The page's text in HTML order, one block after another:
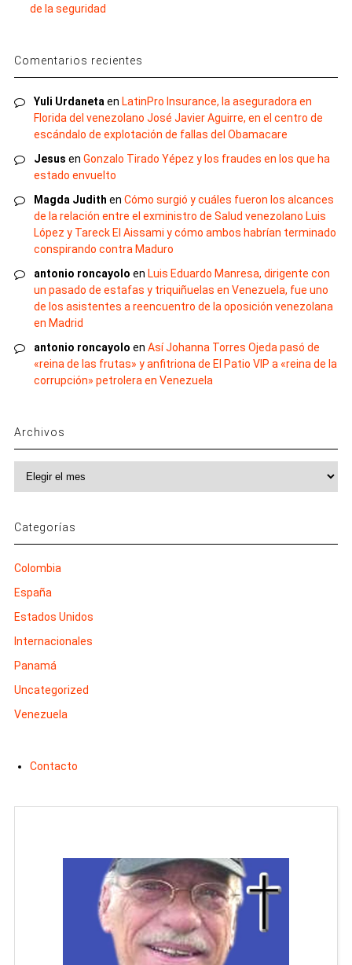
de la seguridad
Comentarios recientes
Yuli Urdanetaen LatinPro Insurance, la aseguradora en
Florida del venezolano José Javier Aguirre, en el centro de
escándalo de explotación de fallas del Obamacare
Jesus en Gonzalo Tirado Yépez y los fraudes en los que ha
estado envuelto
Magda Judith en Cómo surgió y cuáles fueron los alcances
de la relación entre el exministro de Salud venezolano Luis
López y Tareck El Aissami y cómo ambos habrían terminado
conspirando contra Maduro
antonio roncayolo en Luis Eduardo Manresa, dirigente con
un pasado de estafas y triquiñuelas en Venezuela, fue uno
de los asistentes a reencuentro de la oposición venezolana
en Madrid
antonio roncayolo en Así Johanna Torres Ojeda pasó de
«reina de las frutas» y anfitriona de El Patio VIP a «reina de la
corrupción» petrolera en Venezuela
Archivos
Archivos
Categorías
Colombia
España
Estados Unidos
Internacionales
Panamá
Uncategorized
Venezuela
Contacto